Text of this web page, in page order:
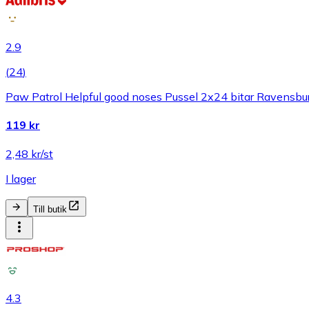
2.9
(24)
Paw Patrol Helpful good noses Pussel 2x24 bitar
119 kr
2,48 kr/st
I lager
Till butik
4.3